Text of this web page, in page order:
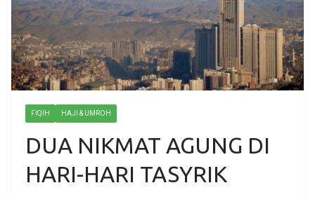
FIQIH HAJI & UMROH
DUA NIKMAT AGUNG DI
HARI-HARI TASYRIK